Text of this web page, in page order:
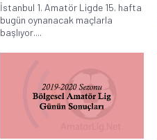
İstanbul 1. Amatör Ligde 15. hafta
bugün oynanacak maçlarla
başlıyor....